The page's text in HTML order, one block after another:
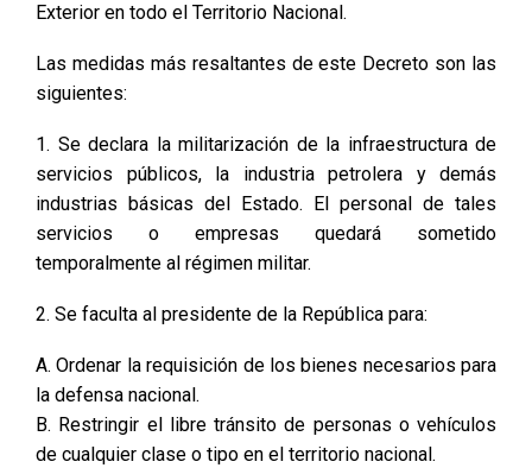
Exterior en todo el Territorio Nacional.
Las medidas más resaltantes de este Decreto son las
siguientes:
1. Se declara la militarización de la infraestructura de
servicios públicos, la industria petrolera y demás
industrias básicas del Estado. El personal de tales
servicios o empresas quedará sometido
temporalmente al régimen militar.
2. Se faculta al presidente de la República para:
A. Ordenar la requisición de los bienes necesarios para
la defensa nacional.
B. Restringir el libre tránsito de personas o vehículos
de cualquier clase o tipo en el territorio nacional.